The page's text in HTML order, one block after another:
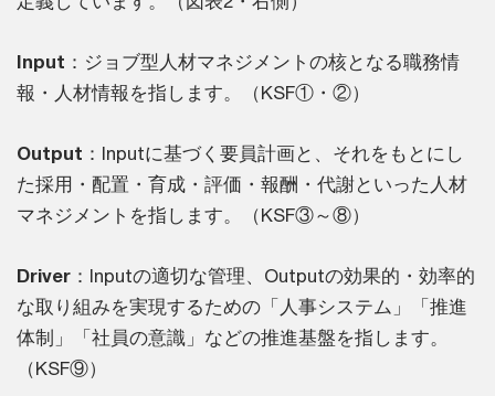
Input ：ジョブ型人材マネジメントの核となる職務情
報・人材情報を指します。（KSF①・②）
Output ：Inputに基づく要員計画と、それをもとにし
た採用・配置・育成・評価・報酬・代謝といった人材
マネジメントを指します。（KSF③～⑧）
Driver ：Inputの適切な管理、Outputの効果的・効率的
な取り組みを実現するための「人事システム」「推進
体制」「社員の意識」などの推進基盤を指します。
（KSF⑨）